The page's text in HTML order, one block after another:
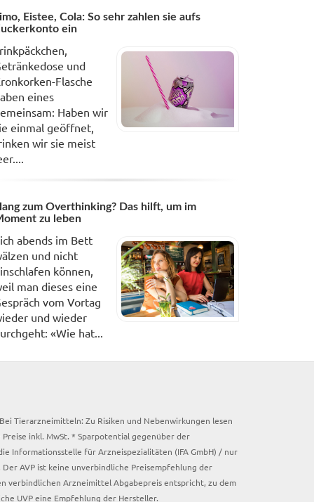
Eistee, Cola: So sehr zahlen sie aufs
ein
und
Flasche
eines
Haben wir
einmal geöffnet,
wir sie meist
zum Overthinking? Das hilft, um im
zu leben
abends im Bett
und nicht
können,
man dieses eine
vom Vortag
und wieder
«Wie hat...
Tierarzneimitteln: Zu Risiken und Nebenwirkungen lesen
inkl. MwSt. * Sparpotential gegenüber der
Informationsstelle für Arzneispezialitäten (IFA GmbH) / nur
AVP ist keine unverbindliche Preisempfehlung der
verbindlichen Arzneimittel Abgabepreis entspricht, zu dem
UVP eine Empfehlung der Hersteller.